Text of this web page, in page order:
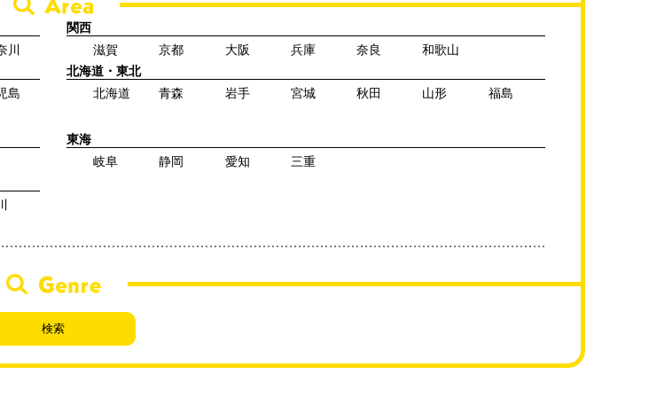
川
島
関西
滋賀
京都 大阪 兵庫 奈良
和歌山
北海道・東北
北海道
青森 岩手 宮城 秋田 山形 福島
東海
岐阜
静岡 愛知 三重